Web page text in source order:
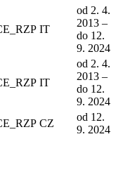
IT
od 2. 4.
2013 –
do 12.
9. 2024
IT
od 2. 4.
2013 –
do 12.
9. 2024
CZ
od 12.
9. 2024